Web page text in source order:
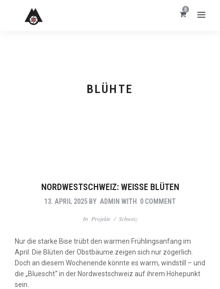
0
BLÜHTE
NORDWESTSCHWEIZ: WEISSE BLÜTEN
13. APRIL 2025 BY ADMIN WITH 0 COMMENT
In Projekte/ Schweiz
Nur die starke Bise trübt den warmen Frühlingsanfang im
April. Die Blüten der Obstbäume zeigen sich nur zögerlich.
Doch an diesem Wochenende könnte es warm, windstill – und
die „Bluescht“ in der Nordwestschweiz auf ihrem Höhepunkt
sein.